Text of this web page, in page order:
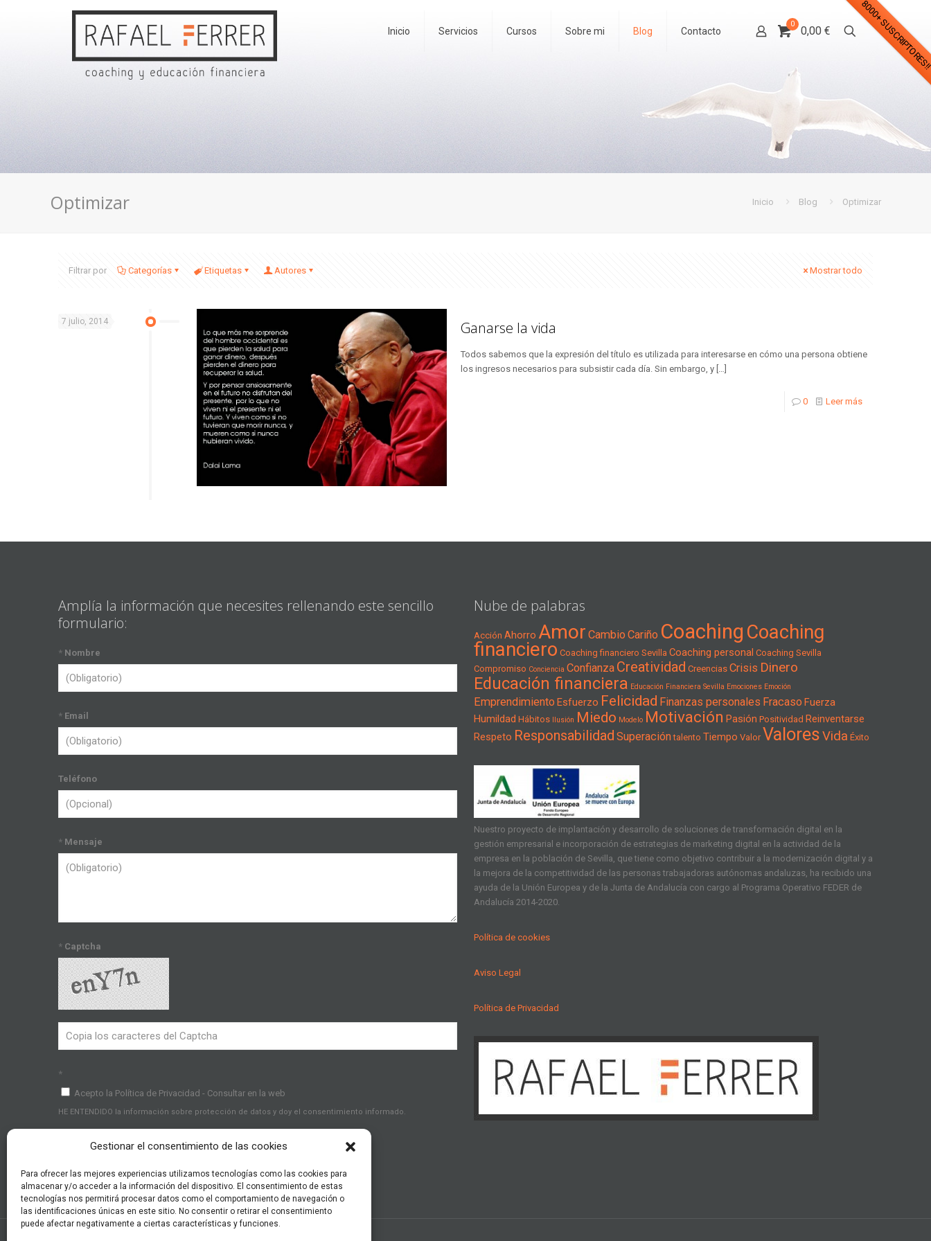
Gestionar el consentimiento de las cookies
Para ofrecer las mejores experiencias utilizamos tecnologías como las cookies para
almacenar y/o acceder a la información del dispositivo. El consentimiento de estas
tecnologías nos permitirá procesar datos como el comportamiento de navegación o
las identificaciones únicas en este sitio. No consentir o retirar el consentimiento
puede afectar negativamente a ciertas características y funciones.
8000+
Inicio Servicios Cursos Sobre mi Blog Contacto
0
0,00 €
Optimizar Inicio Blog Optimizar
Filtrar por Categorías Etiquetas Autores Mostrar todo
7 julio, 2014 Ganarse la vida
Todos sabemos que la expresión del título es utilizada para interesarse en cómo una persona obtiene
los ingresos necesarios para subsistir cada día. Sin embargo, y […]
0 Leer más
Amplía la información que necesites rellenando este sencillo
formulario:
* Nombre
* Email
Teléfono
* Mensaje
* Captcha
*
Acepto la Política de Privacidad - Consultar en la web
HE ENTENDIDO la información sobre protección de datos y doy el consentimiento informado.
Nube de palabras
Acción Ahorro Amor Cambio Cariño Coaching Coaching
financiero Coaching financiero Sevilla Coaching personal Coaching Sevilla
Compromiso Conciencia Confianza Creatividad Creencias Crisis Dinero
Educación financiera Educación Financiera Sevilla Emociones Emoción
Emprendimiento Esfuerzo Felicidad Finanzas personales Fracaso Fuerza
Humildad Hábitos Ilusión Miedo Modelo Motivación Pasión Positividad Reinventarse
Respeto Responsabilidad Superación talento Tiempo Valor ValoresVida Éxito
Nuestro proyecto de implantación y desarrollo de soluciones de transformación digital en la
gestión empresarial e incorporación de estrategias de marketing digital en la actividad de la
empresa en la población de Sevilla, que tiene como objetivo contribuir a la modernización digital y a
la mejora de la competitividad de las personas trabajadoras autónomas andaluzas, ha recibido una
ayuda de la Unión Europea y de la Junta de Andalucía con cargo al Programa Operativo FEDER de
Andalucía 2014-2020.
Política de cookies
Aviso Legal
Política de Privacidad